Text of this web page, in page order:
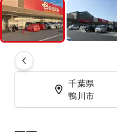
千葉県
鴨川市